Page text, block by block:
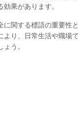
効果があります。
に関する標語の重要性
より、日常生活や職場
う。